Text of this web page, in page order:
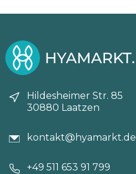
Hildesheimer Str. 85
30880 Laatzen
kontakt@hyamarkt.de
+49 511 653 91 799